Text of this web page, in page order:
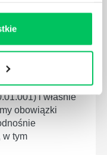
Przez krótki okres
i właśnie
obowiązki
w tym